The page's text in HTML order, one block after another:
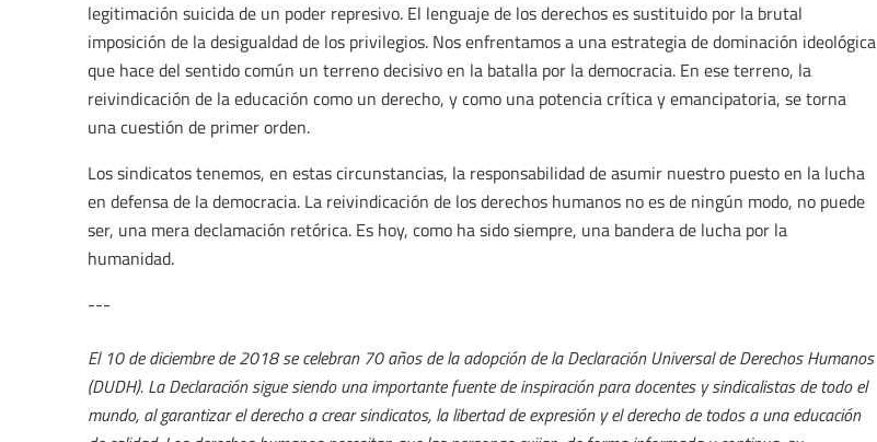
legitimación suicida de un poder represivo. El lenguaje de los derechos es sustituido por la brutal
imposición de la desigualdad de los privilegios. Nos enfrentamos a una estrategia de dominación ideológica
que hace del sentido común un terreno decisivo en la batalla por la democracia. En ese terreno, la
reivindicación de la educación como un derecho, y como una potencia crítica y emancipatoria, se torna
una cuestión de primer orden.
Los sindicatos tenemos, en estas circunstancias, la responsabilidad de asumir nuestro puesto en la lucha
en defensa de la democracia. La reivindicación de los derechos humanos no es de ningún modo, no puede
ser, una mera declamación retórica. Es hoy, como ha sido siempre, una bandera de lucha por la
humanidad.
---
El 10 de diciembre de 2018 se celebran 70 años de la adopción de la Declaración Universal de Derechos Humanos
(DUDH). La Declaración sigue siendo una importante fuente de inspiración para docentes y sindicalistas de todo el
mundo, al garantizar el derecho a crear sindicatos, la libertad de expresión y el derecho de todos a una educación